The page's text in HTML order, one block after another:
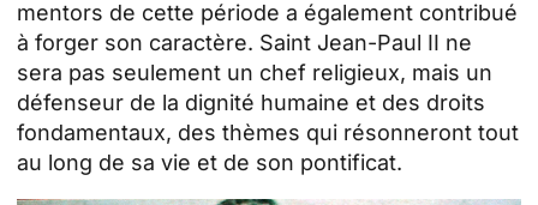
mentors de cette période a également contribué
à forger son caractère. Saint Jean-Paul II ne
sera pas seulement un chef religieux, mais un
défenseur de la dignité humaine et des droits
fondamentaux, des thèmes qui résonneront tout
au long de sa vie et de son pontificat.